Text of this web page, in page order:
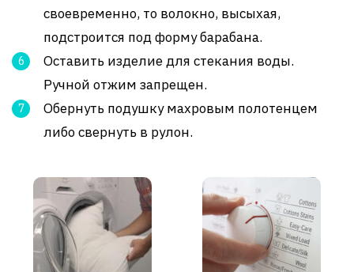
своевременно, то волокно, высыхая,
подстроится под форму барабана.
Оставить изделие для стекания воды.
Ручной отжим запрещен.
Обернуть подушку махровым полотенцем
либо свернуть в рулон.